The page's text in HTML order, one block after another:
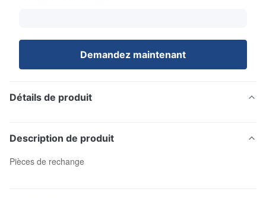
Demandez maintenant
Détails de produit
Description de produit
Pièces de rechange